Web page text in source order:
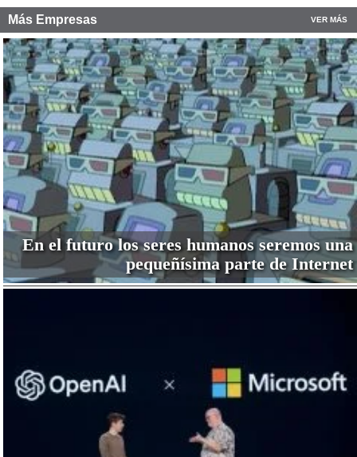
Más Empresas VER MÁS
En el futuro los seres humanos seremos una
pequeñísima parte de Internet